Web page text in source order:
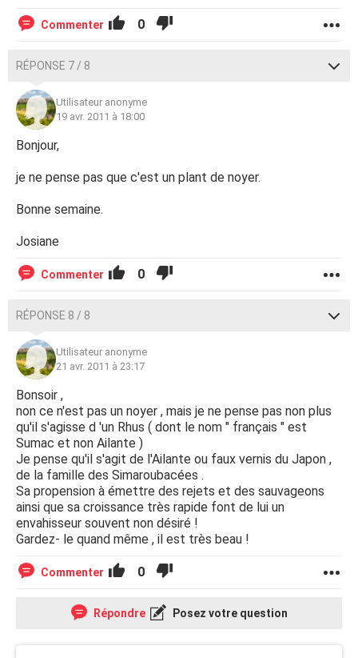
Commenter 0
RÉPONSE 7 / 8
Utilisateur anonyme
19 avr. 2011 à 18:00
Bonjour,
je ne pense pas que c'est un plant de noyer.
Bonne semaine.
Josiane
Commenter 0
RÉPONSE 8 / 8
Utilisateur anonyme
21 avr. 2011 à 23:17
Bonsoir ,
non ce n'est pas un noyer , mais je ne pense pas non plus
qu'il s'agisse d 'un Rhus ( dont le nom " français " est
Sumac et non Ailante )
Je pense qu'il s'agit de l'Ailante ou faux vernis du Japon ,
de la famille des Simaroubacées .
Sa propension à émettre des rejets et des sauvageons
ainsi que sa croissance très rapide font de lui un
envahisseur souvent non désiré !
Gardez- le quand même , il est très beau !
Commenter 0
Répondre Posez votre question